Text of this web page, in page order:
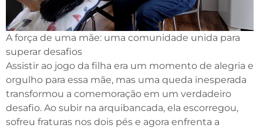
A força de uma mãe: uma comunidade unida para
superar desafios
Assistir ao jogo da filha era um momento de alegria e
orgulho para essa mãe, mas uma queda inesperada
transformou a comemoração em um verdadeiro
desafio. Ao subir na arquibancada, ela escorregou,
sofreu fraturas nos dois pés e agora enfrenta a